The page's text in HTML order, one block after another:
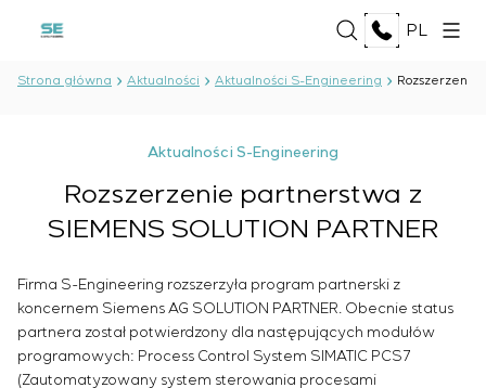
PL
Historia
Kompleks produkcyjny
Partnerstwo
Opinie i nagrody
Aktualności
USŁUGI
Testy i kontrola jakości Laboratorium
Elektrotechnicznego
Produkcja i dostawa urządzeń dla klienta
Montaż urządzeń
Nafta i gaz
Przemysł spożywczy
Energetyka
TECHNOLOGIE
Oberon
Strona główna Aktualności Aktualności S-Engineering Rozszerzenie
Aktualności S-Engineering
Rozszerzenie partnerstwa z
SIEMENS SOLUTION PARTNER
Firma S-Engineering rozszerzyła program partnerski z
koncernem Siemens AG SOLUTION PARTNER. Obecnie status
partnera został potwierdzony dla następujących modułów
programowych: Process Control System SIMATIC PCS7
(Zautomatyzowany system sterowania procesami